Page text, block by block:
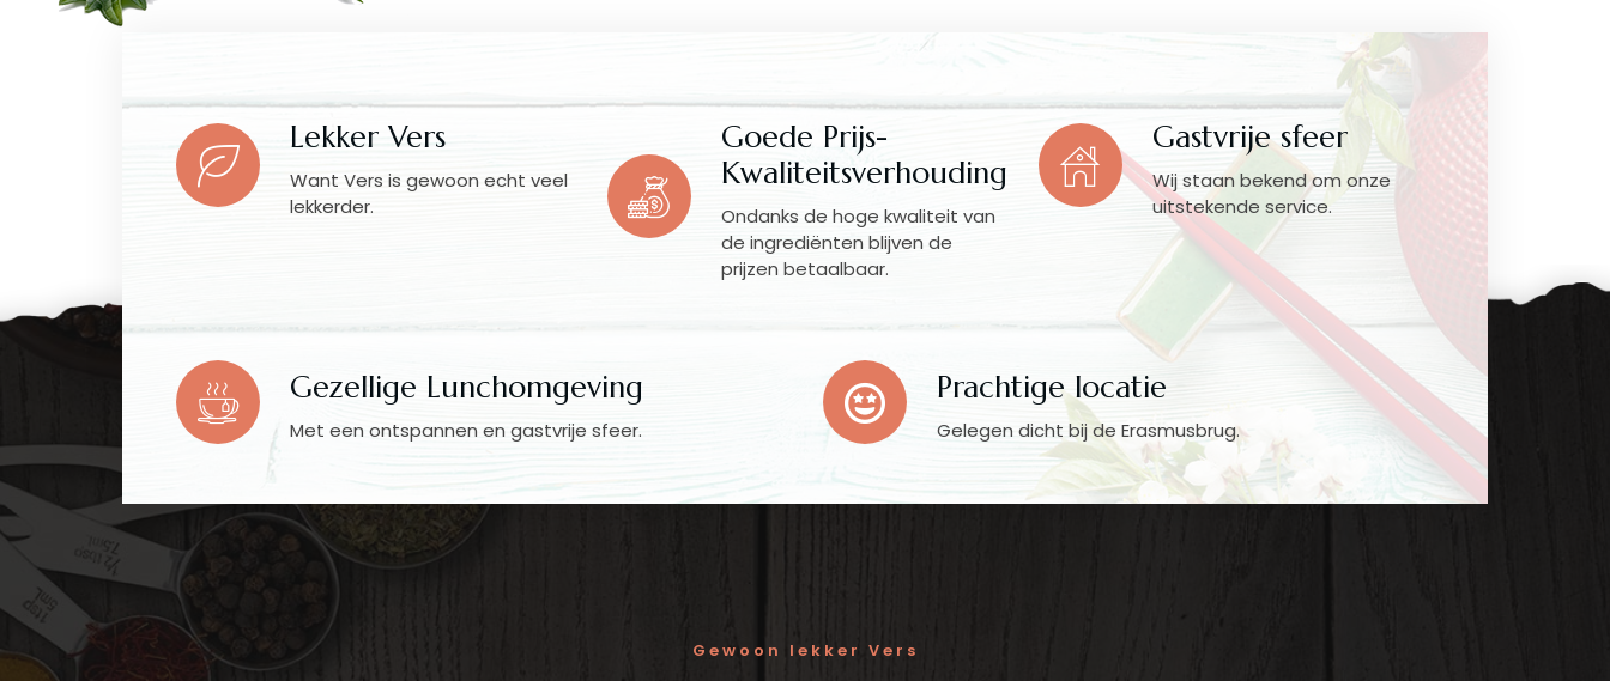
Lekker Vers
Want Vers is gewoon echt veel
lekkerder.
Goede Prijs-
Kwaliteitsverhouding
Ondanks de hoge kwaliteit van
de ingrediënten blijven de
prijzen betaalbaar.
Gastvrije sfeer
Wij staan bekend om onze
uitstekende service.
Gezellige Lunchomgeving
Met een ontspannen en gastvrije sfeer.
Prachtige locatie
Gelegen dicht bij de Erasmusbrug.
Gewoon lekker Vers